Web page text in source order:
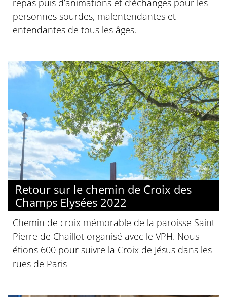
personnes sourdes, malentendantes et
entendantes de tous les âges.
Retour sur le chemin de Croix des
Champs Elysées 2022
Chemin de croix mémorable de la paroisse Saint
Pierre de Chaillot organisé avec le VPH. Nous
étions 600 pour suivre la Croix de Jésus dans les
rues de Paris